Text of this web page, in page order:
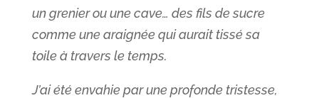
un grenier ou une cave… des fils de sucre
comme une araignée qui aurait tissé sa
toile à travers le temps.
J’ai été envahie par une profonde tristesse,